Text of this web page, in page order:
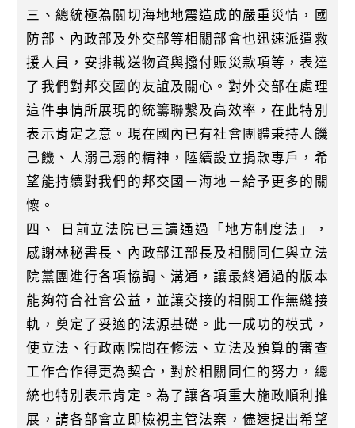
三、總統極為關切海地地震造成的嚴重災情，國
防部、內政部及外交部等相關部會也迅速派遣救
援人員，安排載送物資與撥付賑災款項等，表達
了我們對邦交國的友誼及關心。對外交部在處理
這件事情所展現的統籌聯繫及高效率，在此特別
表示肯定之意。現在國內已有社會團體秉持人饑
己饑、人溺己溺的精神，陸續設立捐款專戶，希
望能持續對我們的邦交國－海地－給予更多的關
懷。
四、 日前立法院已三讀通過「地方制度法」，
感謝林秘書長、內政部江部長及相關同仁與立法
院黨團進行各項協調、溝通，讓最終通過的版本
能夠符合社會公益，並讓交接的相關工作無縫接
軌，奠定了妥適的法源基礎。此一成功的模式，
使立法、行政兩院間在修法、立法及預算的審查
工作合作得更為契合，對於相關同仁的努力，總
統也特別表示肯定。為了讓各項重大施政順利推
展，請各部會立即檢視主管法案，儘速提出希望